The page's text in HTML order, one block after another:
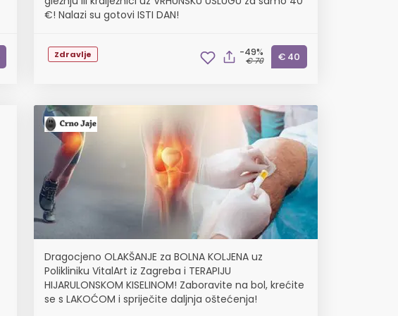
€! Nalazi su gotovi ISTI DAN!
Zdravlje -49%
€ 70 € 40
Dragocjeno OLAKŠANJE za BOLNA KOLJENA uz
Polikliniku VitalArt iz Zagreba i TERAPIJU
HIJARULONSKOM KISELINOM! Zaboravite na bol, krećite
se s LAKOĆOM i spriječite daljnja oštećenja!